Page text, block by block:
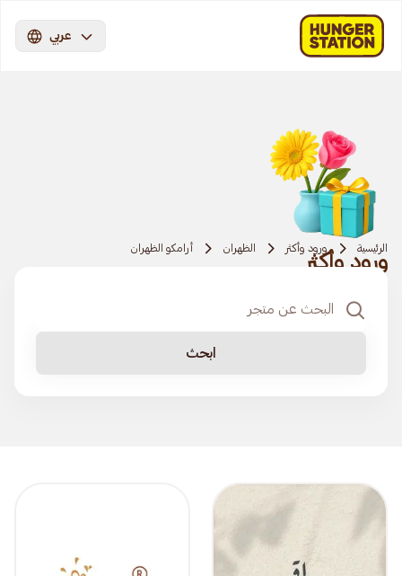
عربي
الرئيسية ورود وأكثر الظهران أرامكو الظهران
ورود وأكثر
ابحث